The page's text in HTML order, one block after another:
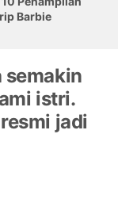
Barbie
semakin
istri.
jadi